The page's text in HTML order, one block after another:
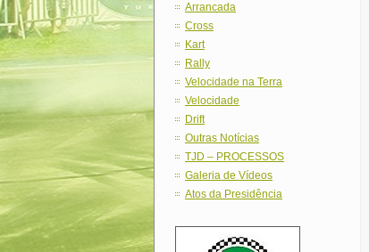
Arrancada
Cross
Kart
Rally
Velocidade na Terra
Velocidade
Drift
Outras Notícias
TJD – PROCESSOS
Galeria de Vídeos
Atos da Presidência